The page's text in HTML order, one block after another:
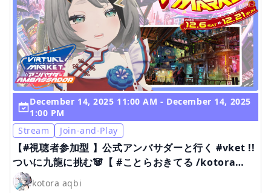
December 14, 2025 11:00 AM - December 14, 2025
1:00 PM
Stream
Join-and-Play
【#視聴者参加型 】公式アンバサダーと行く #vket !!
ついに九龍に挑む🐼【 #ことらおきてる /kotora
aqbi 】kotora aqbi